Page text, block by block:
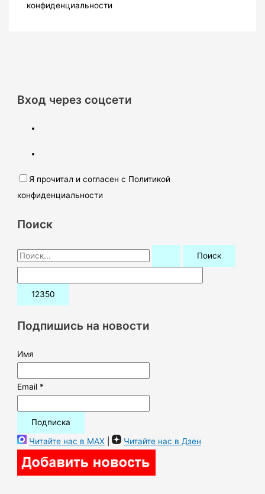
конфиденциальности
Вход через соцсети
Я прочитал и согласен с Политикой
конфиденциальности
Поиск
П
о
и
:Подпишись на новости
Имя
Email *
Читайте нас в MAX | Читайте нас в Дзен